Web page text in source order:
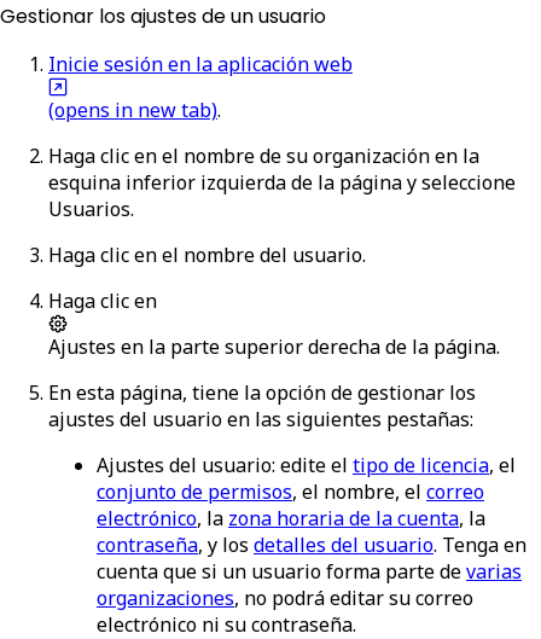
Gestionar los ajustes de un usuario
Inicie sesión en la aplicación web
(opens in new tab).
Haga clic en el nombre de su organización en la
esquina inferior izquierda de la página y seleccione
Usuarios.
Haga clic en el nombre del usuario.
Haga clic en
Ajustes en la parte superior derecha de la página.
En esta página, tiene la opción de gestionar los
ajustes del usuario en las siguientes pestañas:
Ajustes del usuario: edite el tipo de licencia, el
conjunto de permisos, el nombre, el correo
electrónico, la zona horaria de la cuenta, la
contraseña, y los detalles del usuario. Tenga en
cuenta que si un usuario forma parte devarias
organizaciones, no podrá editar su correo
electrónico ni su contraseña.